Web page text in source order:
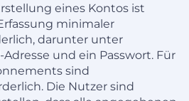
eines Kontos ist
minimaler
darunter unter
und ein Passwort. Für
sind
Die Nutzer sind